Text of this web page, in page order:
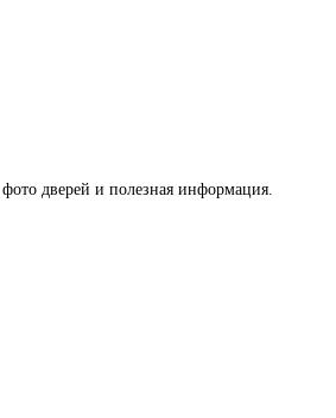
дверей и полезная информация.